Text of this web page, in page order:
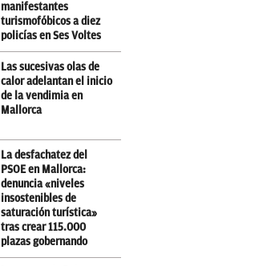
manifestantes
turismofóbicos a diez
policías en Ses Voltes
Las sucesivas olas de
calor adelantan el inicio
de la vendimia en
Mallorca
La desfachatez del
PSOE en Mallorca:
denuncia «niveles
insostenibles de
saturación turística»
tras crear 115.000
plazas gobernando